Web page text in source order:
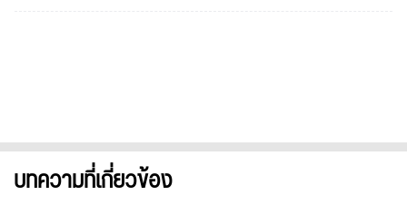
บทความที่เกี่ยวข้อง